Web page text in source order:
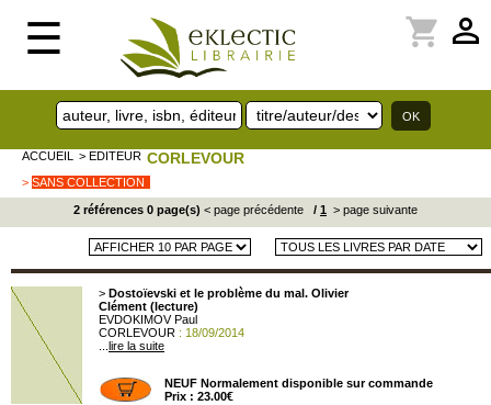
☰ perm_identity
shopping_cart
ACCUEIL > EDITEUR CORLEVOUR
> SANS COLLECTION
2 références 0 page(s) < page précédente / 1 > page suivante
> Dostoïevski et le problème du mal. Olivier
Clément (lecture)
EVDOKIMOV Paul
CORLEVOUR : 18/09/2014
lire la suite
NEUF Normalement disponible sur commande
Prix : 23.00€